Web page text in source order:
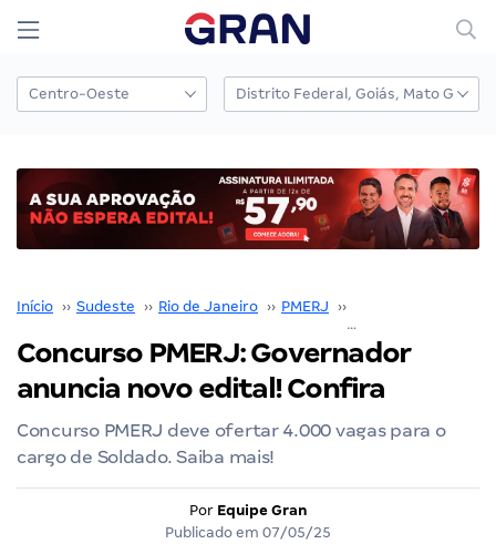
Início ›› Sudeste ›› Rio de Janeiro ›› PMERJ ››
Concurso PMERJ: Governador
anuncia novo edital! Confira
Concurso PMERJ deve ofertar 4.000 vagas para o
cargo de Soldado. Saiba mais!
Por Equipe Gran
Publicado em 07/05/25